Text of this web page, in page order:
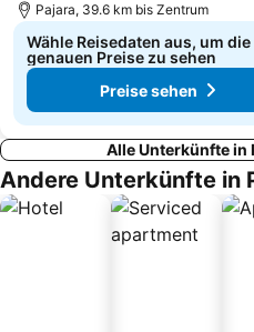
Pajara, 39.6 km bis Zentrum
Wähle Reisedaten aus, um die
genauen Preise zu sehen
Preise sehen
Alle Unterkünfte in
Andere Unterkünfte in